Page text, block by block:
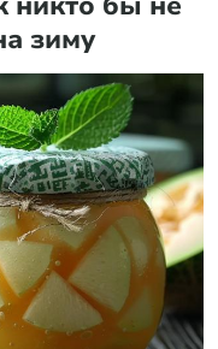
зиму